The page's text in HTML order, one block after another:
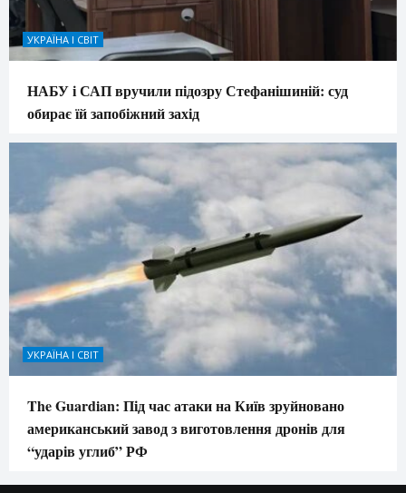
УКРАЇНА І СВІТ
НАБУ і САП вручили підозру Стефанішиній: суд
обирає їй запобіжний захід
УКРАЇНА І СВІТ
The Guardian: Під час атаки на Київ зруйновано
американський завод з виготовлення дронів для
“ударів углиб” РФ